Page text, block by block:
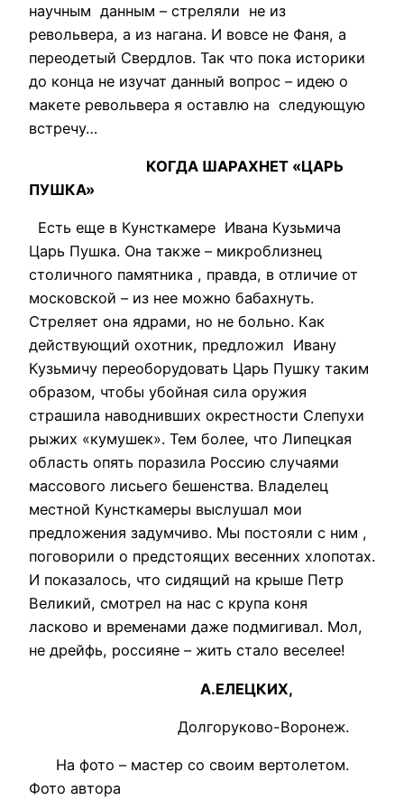
научным данным – стреляли не из
револьвера, а из нагана. И вовсе не Фаня, а
переодетый Свердлов. Так что пока историки
до конца не изучат данный вопрос – идею о
макете револьвера я оставлю на следующую
встречу…
КОГДА ШАРАХНЕТ «ЦАРЬ
ПУШКА»
Есть еще в Кунсткамере Ивана Кузьмича
Царь Пушка. Она также – микроблизнец
столичного памятника , правда, в отличие от
московской – из нее можно бабахнуть.
Стреляет она ядрами, но не больно. Как
действующий охотник, предложил Ивану
Кузьмичу переоборудовать Царь Пушку таким
образом, чтобы убойная сила оружия
страшила наводнивших окрестности Слепухи
рыжих «кумушек». Тем более, что Липецкая
область опять поразила Россию случаями
массового лисьего бешенства. Владелец
местной Кунсткамеры выслушал мои
предложения задумчиво. Мы постояли с ним ,
поговорили о предстоящих весенних хлопотах.
И показалось, что сидящий на крыше Петр
Великий, смотрел на нас с крупа коня
ласково и временами даже подмигивал. Мол,
не дрейфь, россияне – жить стало веселее!
А.ЕЛЕЦКИХ,
Долгоруково-Воронеж.
На фото – мастер со своим вертолетом.
Фото автора